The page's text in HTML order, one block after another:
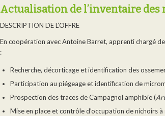
Actualisation de l’inventaire des
DESCRIPTION DE L’OFFRE
En coopération avec Antoine Barret, apprenti chargé
:
Recherche, décorticage et identification des
Participation au piégeage et identification de
Prospection des traces de Campagnol amphibie (
Mise en place et contrôle d’occupation de nichoirs à